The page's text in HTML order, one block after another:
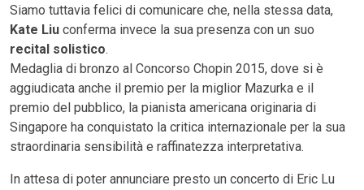
Siamo tuttavia felici di comunicare che, nella stessa data,
Kate Liu conferma invece la sua presenza con un suo
recital solistico.
Medaglia di bronzo al Concorso Chopin 2015, dove si è
aggiudicata anche il premio per la miglior Mazurka e il
premio del pubblico, la pianista americana originaria di
Singapore ha conquistato la critica internazionale per la sua
straordinaria sensibilità e raffinatezza interpretativa.
In attesa di poter annunciare presto un concerto di Eric Lu